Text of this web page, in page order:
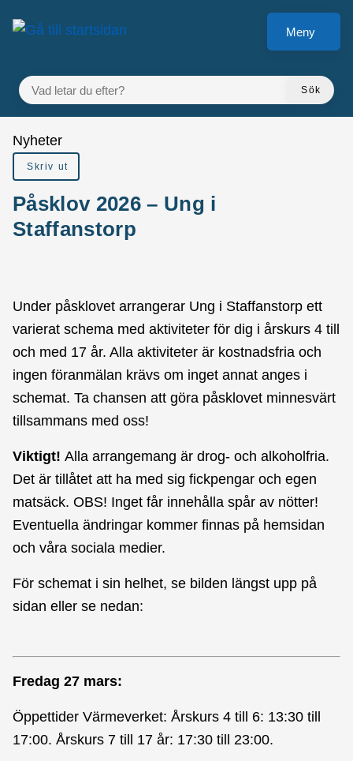
Gå till innehåll
Meny
VAD LETAR DU EFTER?
Sök
Du är här:
Nyheter
Skriv ut
Påsklov 2026 – Ung i
Staffanstorp
Under påsklovet arrangerar Ung i Staffanstorp ett
varierat schema med aktiviteter för dig i årskurs 4 till
och med 17 år. Alla aktiviteter är kostnadsfria och
ingen föranmälan krävs om inget annat anges i
schemat. Ta chansen att göra påsklovet minnesvärt
tillsammans med oss!
Viktigt! Alla arrangemang är drog- och alkoholfria.
Det är tillåtet att ha med sig fickpengar och egen
matsäck. OBS! Inget får innehålla spår av nötter!
Eventuella ändringar kommer finnas på hemsidan
och våra sociala medier.
För schemat i sin helhet, se bilden längst upp på
sidan eller se nedan:
Fredag 27 mars:
Öppettider Värmeverket: Årskurs 4 till 6: 13:30 till
17:00. Årskurs 7 till 17 år: 17:30 till 23:00.